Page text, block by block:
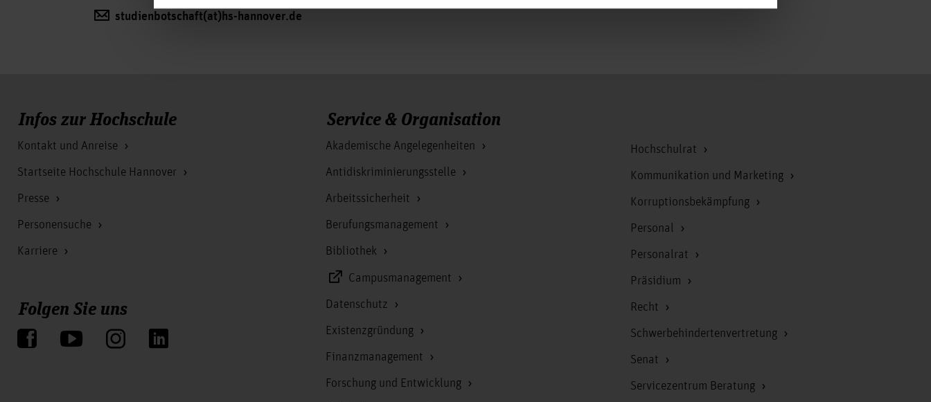
studienbotschaft(at)hs-hannover.de
Infos zur Hochschule
Kontakt und Anreise
Startseite Hochschule Hannover
Presse
Personensuche
Karriere
Folgen Sie uns
Service & Organisation
Akademische Angelegenheiten
Antidiskriminierungsstelle
Arbeitssicherheit
Berufungsmanagement
Bibliothek
Campusmanagement
Datenschutz
Existenzgründung
Finanzmanagement
Forschung und Entwicklung
Hochschulrat
Kommunikation und Marketing
Korruptionsbekämpfung
Personal
Personalrat
Präsidium
Recht
Schwerbehindertenvertretung
Senat
Servicezentrum Beratung